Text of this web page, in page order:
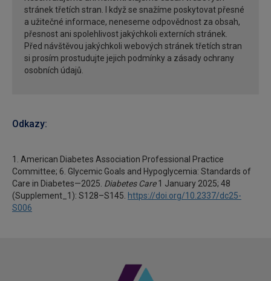
stránek třetích stran. I když se snažíme poskytovat přesné
a užitečné informace, neneseme odpovědnost za obsah,
přesnost ani spolehlivost jakýchkoli externích stránek.
Před návštěvou jakýchkoli webových stránek třetích stran
si prosím prostudujte jejich podmínky a zásady ochrany
osobních údajů.
Odkazy:
1. American Diabetes Association Professional Practice
Committee; 6. Glycemic Goals and Hypoglycemia: Standards of
Care in Diabetes—2025. Diabetes Care1 January 2025; 48
(Supplement_1): S128–S145. https://doi.org/10.2337/dc25-
S006